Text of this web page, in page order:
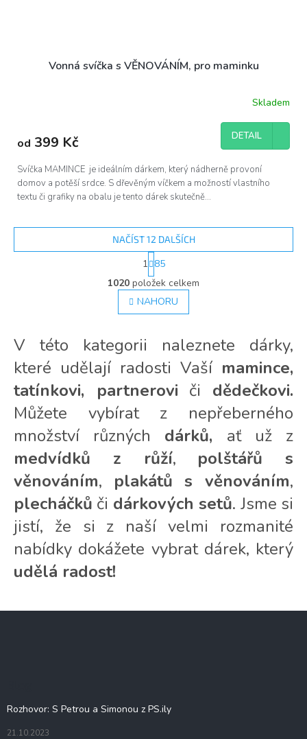
Vonná svíčka s VĚNOVÁNÍM, pro maminku
je
z
5
hvězdiček.
Skladem
od 399 Kč DETAIL
Svíčka MAMINCE je ideálním dárkem, který nádherně provoní
domov a potěší srdce. S dřevěným víčkem a možností vlastního
textu či grafiky na obalu je tento dárek skutečně...
O
v
l
á
í
r
ý
p
i
s
u
NAČÍST 12 DALŠÍCH
S
t
r
á
n
k
n
í
1 85
1020 položek celkem
NAHORU
V této kategorii naleznete dárky,
které udělají radosti Vaší mamince,
tatínkovi, partnerovi či dědečkovi.
Můžete vybírat z nepřeberného
množství různých dárků, ať už z
medvídků z růží, polštářů s
věnováním, plakátů s věnováním,
plecháčků či dárkových setů. Jsme si
jistí, že si z naší velmi rozmanité
nabídky dokážete vybrat dárek, který
udělá radost!
Rozhovor: S Petrou a Simonou z PS.ily
21.10.2023